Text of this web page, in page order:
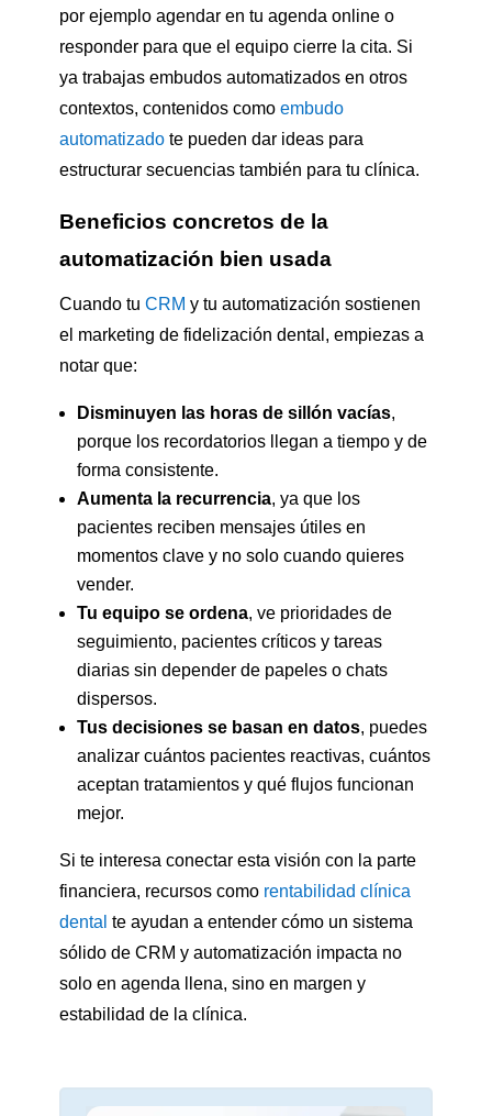
por ejemplo agendar en tu agenda online o
responder para que el equipo cierre la cita. Si
ya trabajas embudos automatizados en otros
contextos, contenidos como embudo
automatizadote pueden dar ideas para
estructurar secuencias también para tu clínica.
Beneficios concretos de la
automatización bien usada
Cuando tu CRM y tu automatización sostienen
el marketing de fidelización dental, empiezas a
notar que:
Disminuyen las horas de sillón vacías,
porque los recordatorios llegan a tiempo y de
forma consistente.
Aumenta la recurrencia, ya que los
pacientes reciben mensajes útiles en
momentos clave y no solo cuando quieres
vender.
Tu equipo se ordena, ve prioridades de
seguimiento, pacientes críticos y tareas
diarias sin depender de papeles o chats
dispersos.
Tus decisiones se basan en datos, puedes
analizar cuántos pacientes reactivas, cuántos
aceptan tratamientos y qué flujos funcionan
mejor.
Si te interesa conectar esta visión con la parte
financiera, recursos como rentabilidad clínica
dental te ayudan a entender cómo un sistema
sólido de CRM y automatización impacta no
solo en agenda llena, sino en margen y
estabilidad de la clínica.